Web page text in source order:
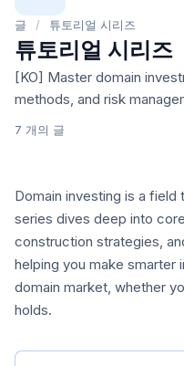
글 / 튜토리얼 시리즈
튜토리얼 시리즈
[KO] Master domain
methods, and risk
7 개의 글
Domain investing is a
series dives deep into
construction strategies,
helping you make smarter
domain market, whether
holds.